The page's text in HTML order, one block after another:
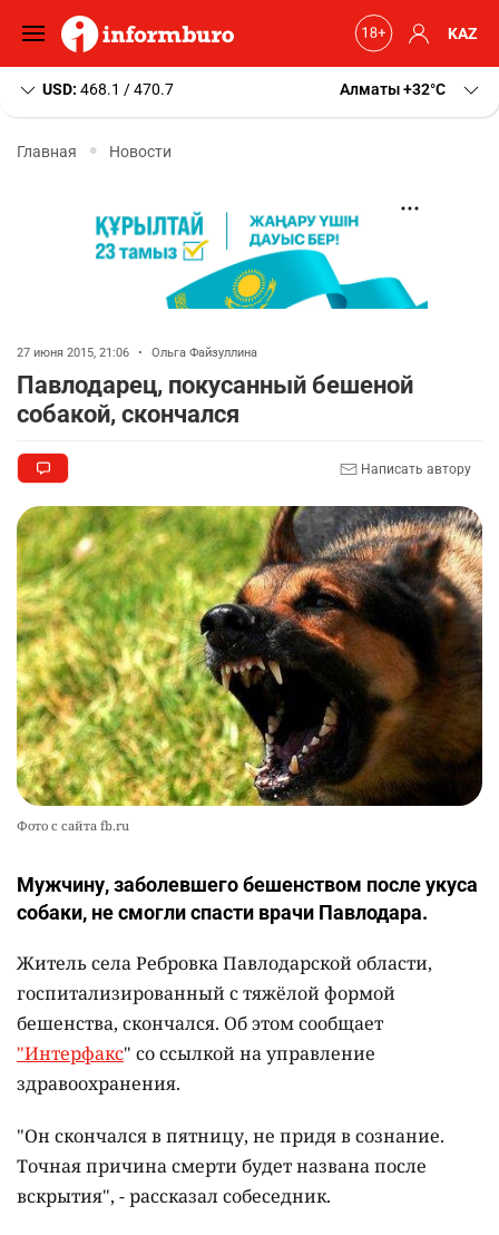
KAZ
USD: 468.1 / 470.7 Алматы+32 C
Главная Новости
27 июня 2015, 21:06 • Ольга Файзуллина
Павлодарец, покусанный бешеной
собакой, скончался
Написать автору
Фото с сайта fb.ru
Мужчину, заболевшего бешенством после укуса
собаки, не смогли спасти врачи Павлодара.
Житель села Ребровка Павлодарской области,
госпитализированный с тяжёлой формой
бешенства, скончался. Об этом сообщает
"Интерфакс" со ссылкой на управление
здравоохранения.
"Он скончался в пятницу, не придя в сознание.
Точная причина смерти будет названа после
вскрытия", - рассказал собеседник.